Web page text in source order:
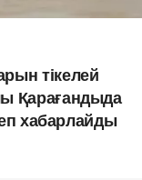
тікелей
Қарағандыда
хабарлайды